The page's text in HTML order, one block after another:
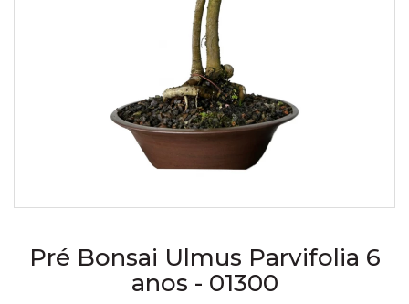
Pré Bonsai Ulmus Parvifolia 6
anos - 01300